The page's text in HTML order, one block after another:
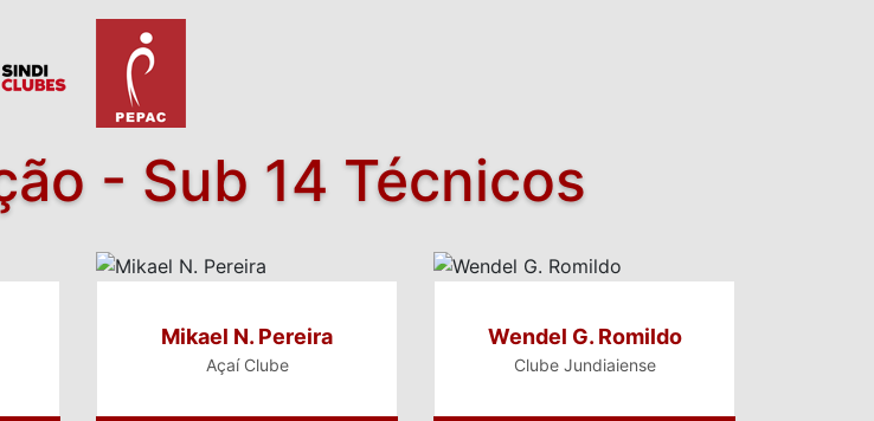
- Sub 14 Técnicos
Mikael N. Pereira
Açaí Clube
Wendel G. Romildo
Clube Jundiaiense